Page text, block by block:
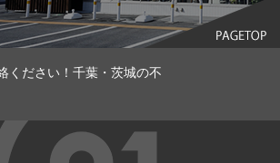
ください！千葉・茨城の不